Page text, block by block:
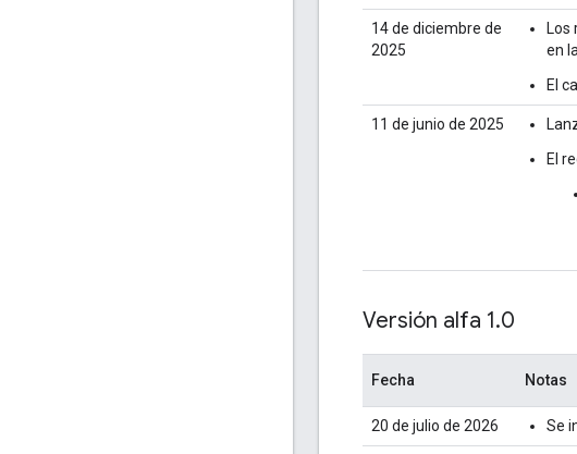
14 de diciembre de
2025
Los
en
El
11 de junio de 2025
El
Versión alfa 1.0
Fecha Notas
20 de julio de 2026 Se